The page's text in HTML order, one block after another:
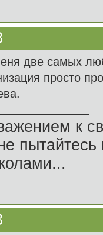
две самых
просто
к
пытайтесь